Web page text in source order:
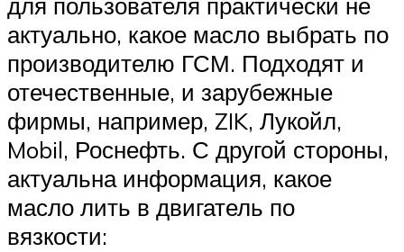
актуально, какое масло выбрать по
производителю ГСМ. Подходят и
отечественные, и зарубежные
фирмы, например, ZIK, Лукойл,
Mobil, Роснефть. С другой стороны,
актуальна информация, какое
масло лить в двигатель по
вязкости: